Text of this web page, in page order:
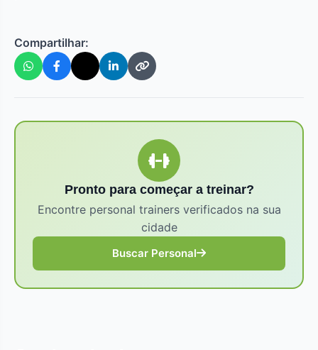
Compartilhar:
Pronto para começar a treinar?
Encontre personal trainers verificados na sua
cidade
Buscar Personal